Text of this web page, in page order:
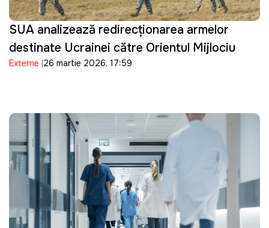
SUA analizează redirecționarea armelor
destinate Ucrainei către Orientul Mijlociu
Externe 26 martie 2026, 17:59